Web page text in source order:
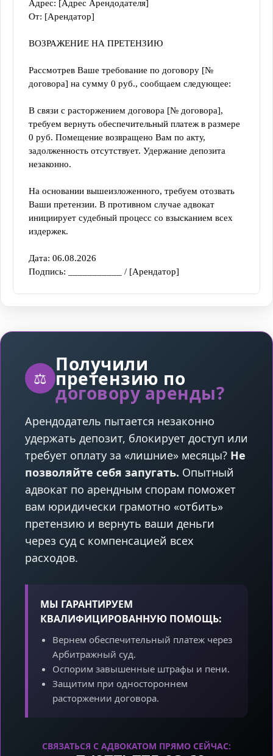
Адрес: [Адрес Арендодателя]
От: [Арендатор]
ВОЗРАЖЕНИЕ НА ПРЕТЕНЗИЮ
Рассмотрев Ваше требование по договору [№
договора] на сумму 0 руб., сообщаем следующее:
В связи с расторжением договора [№ договора],
требуем вернуть обеспечительный платеж в размере
0 руб. Помещение возвращено Вам по акту,
задолженность отсутствует. Удержание депозита
незаконно.
На основании вышеизложенного, требуем отозвать
Ваши претензии. В противном случае адвокат
инициирует судебный процесс со взысканием всех
издержек.
Дата: 06.08.2026
Подпись: ___________ / [Арендатор]
⚖️
Получили
претензию по
договору аренды?
Арендодатель пытается незаконно
удержать депозит, блокирует доступ или
требует оплату за «лишние» месяцы? Не
позволяйте себя запугать. Опытный
адвокат по арендным спорам поможет
вам юридически грамотно «отбить»
претензию и вернуть ваши деньги
через суд с компенсацией всех
расходов.
МЫ ГАРАНТИРУЕМ
КВАЛИФИЦИРОВАННУЮ ПОМОЩЬ:
Вернем обеспечительный платеж через
Арбитражный суд.
Оспорим завышенные штрафы и пени.
Защитим при одностороннем
расторжении договора.
СВЯЗАТЬСЯ С АДВОКАТОМ ПРЯМО СЕЙЧАС: